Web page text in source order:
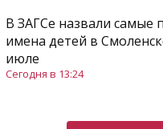
В ЗАГСе назвали самые
имена детей в
июле
Сегодня в 13:24